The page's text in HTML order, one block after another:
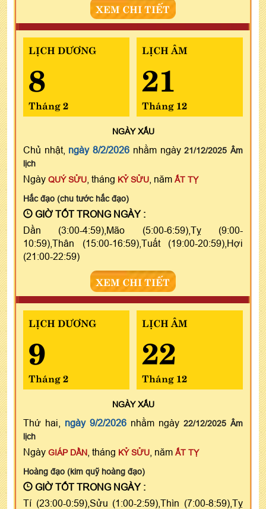
XEM CHI TIẾT
LỊCH DƯƠNG
8
Tháng 2
LỊCH ÂM
21
Tháng 12
NGÀYXẤU
Chủ nhật, ngày 8/2/2026 nhằm ngày21/12/2025 Âm
lịch
Ngày QUÝ SỬU , tháng KỶ SỬU , năm ẤT TỴ
Hắc đạo (chu tước hắc đạo)
GIỜ TỐT TRONG NGÀY :
Dần (3:00-4:59),Mão (5:00-6:59),Tỵ (9:00-
10:59),Thân (15:00-16:59),Tuất (19:00-20:59),Hợi
(21:00-22:59)
XEM CHI TIẾT
LỊCH DƯƠNG
9
Tháng 2
LỊCH ÂM
22
Tháng 12
NGÀYXẤU
Thứ hai, ngày 9/2/2026 nhằm ngày 22/12/2025 Âm
lịch
Ngày GIÁP DẦN , tháng KỶ SỬU , năm ẤT TỴ
Hoàng đạo (kim quỹ hoàng đạo)
GIỜ TỐT TRONG NGÀY :
Tí (23:00-0:59),Sửu (1:00-2:59),Thìn (7:00-8:59),Tỵ